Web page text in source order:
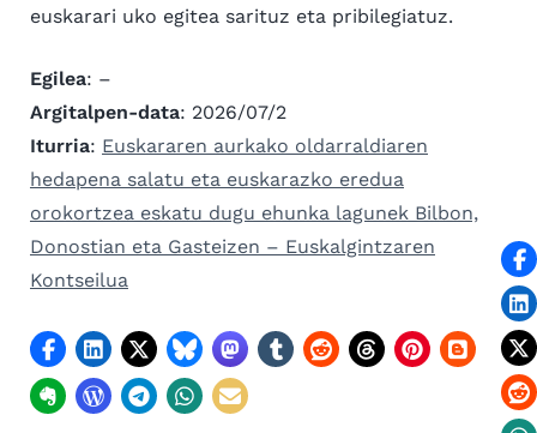
euskarari uko egitea sarituz eta pribilegiatuz.
Egilea: –
Argitalpen-data: 2026/07/2
Iturria: Euskararen aurkako oldarraldiaren
hedapena salatu eta euskarazko eredua
orokortzea eskatu dugu ehunka lagunek Bilbon,
Donostian eta Gasteizen – Euskalgintzaren
Kontseilua